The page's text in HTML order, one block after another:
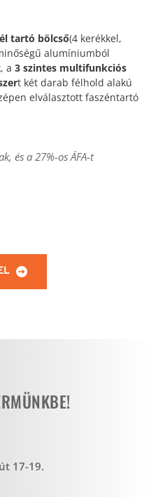
tartó bölcső(4 kerékkel,
alumíniumból
a 3 szintes multifunkciós
t két darab félhold alakú
elválasztott faszéntartó
és a 27%-os ÁFA-t
17-19.